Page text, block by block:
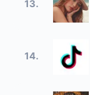
13.
14.